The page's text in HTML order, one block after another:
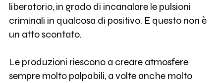
liberatorio, in grado di incanalare le pulsioni
criminali in qualcosa di positivo. E questo non è
un atto scontato.
Le produzioni riescono a creare atmosfere
sempre molto palpabili, a volte anche molto